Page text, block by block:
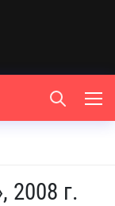
2008 г.